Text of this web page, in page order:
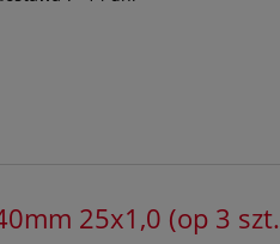
25x1,0 (op 3